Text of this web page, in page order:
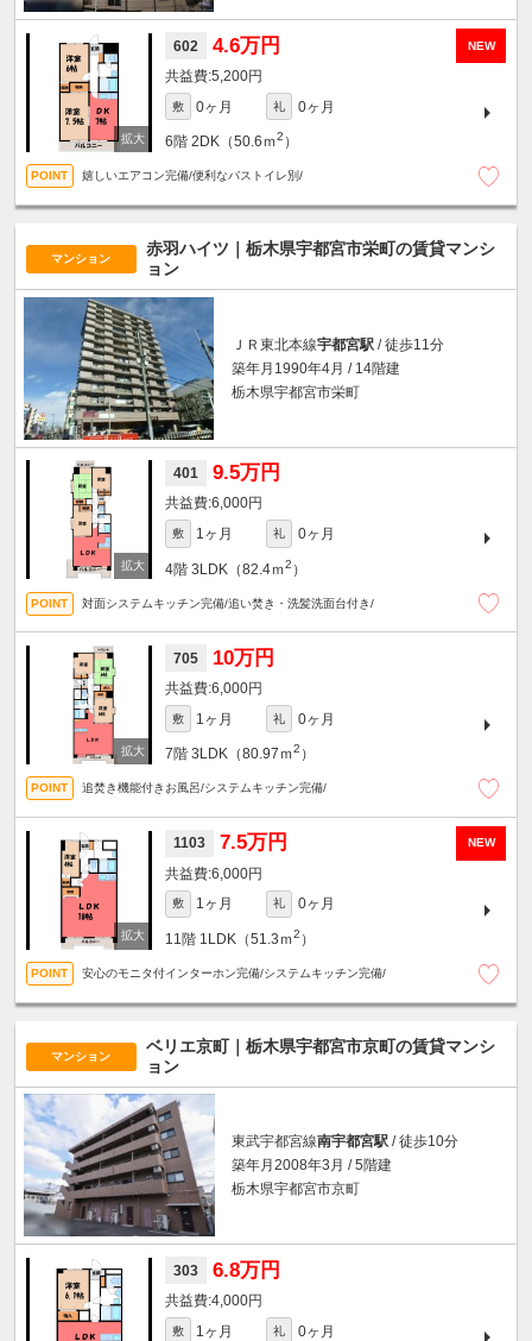
NEW
602 4.6万円
5,200円
敷 0ヶ月 礼 0ヶ月
6階 2DK（50.6ｍ2 ）
嬉しいエアコン完備/便利なバストイレ別/
マンション
赤羽ハイツ｜栃木県宇都宮市栄町の賃貸マンシ
ョン
ＪＲ東北本線宇都宮駅 / 徒歩11分
築年月1990年4月 / 14階建
栃木県宇都宮市栄町
401 9.5万円
6,000円
敷 1ヶ月 礼 0ヶ月
4階 3LDK（82.4ｍ2 ）
対面システムキッチン完備/追い焚き・洗髪洗面台付き/
705 10万円
6,000円
敷 1ヶ月 礼 0ヶ月
7階 3LDK（80.97ｍ2 ）
追焚き機能付きお風呂/システムキッチン完備/
NEW
1103 7.5万円
6,000円
敷 1ヶ月 礼 0ヶ月
11階 1LDK（51.3ｍ2 ）
安心のモニタ付インターホン完備/システムキッチン完備/
マンション
ベリエ京町｜栃木県宇都宮市京町の賃貸マンシ
ョン
東武宇都宮線南宇都宮駅 / 徒歩10分
築年月2008年3月 / 5階建
栃木県宇都宮市京町
303 6.8万円
4,000円
敷 1ヶ月 礼 0ヶ月